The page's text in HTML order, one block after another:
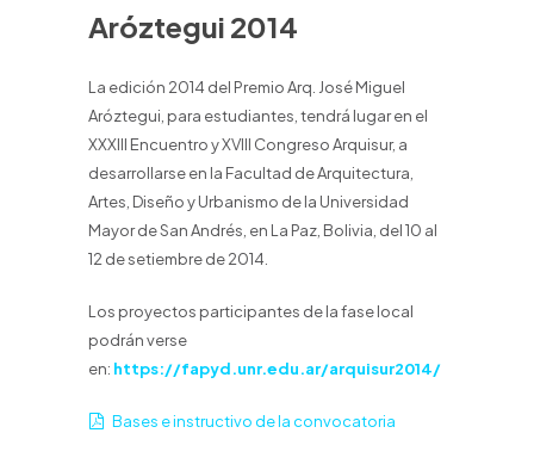
Aróztegui 2014
La edición 2014 del Premio Arq. José Miguel
Aróztegui, para estudiantes, tendrá lugar en el
XXXIII Encuentro y XVIII Congreso Arquisur, a
desarrollarse en la Facultad de Arquitectura,
Artes, Diseño y Urbanismo de la Universidad
Mayor de San Andrés, en La Paz, Bolivia, del 10 al
12 de setiembre de 2014.
Los proyectos participantes de la fase local
podrán verse
en: https://fapyd.unr.edu.ar/arquisur2014/
Bases e instructivo de la convocatoria